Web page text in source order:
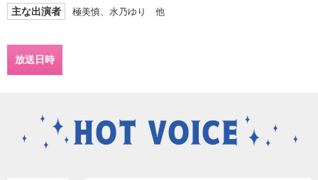
主な出演者 極美慎、水乃ゆり 他
放送日時